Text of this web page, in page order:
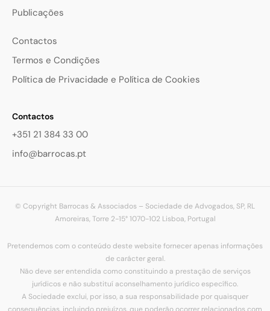
Publicações
Contactos
Termos e Condições
Política de Privacidade e Política de Cookies
Contactos
+351 21 384 33 00
info@barrocas.pt
© Copyright Barrocas & Associados – Sociedade de Advogados, SP, RL
Amoreiras, Torre 2-15° 1070-102 Lisboa, Portugal
Pretendemos com o conteúdo deste website fornecer apenas informações
de carácter geral.
Não deve ser entendida como constituindo a prestação de serviços
jurídicos e não substituí aconselhamento jurídico específico.
A Sociedade exclui, por isso, a sua responsabilidade por quaisquer